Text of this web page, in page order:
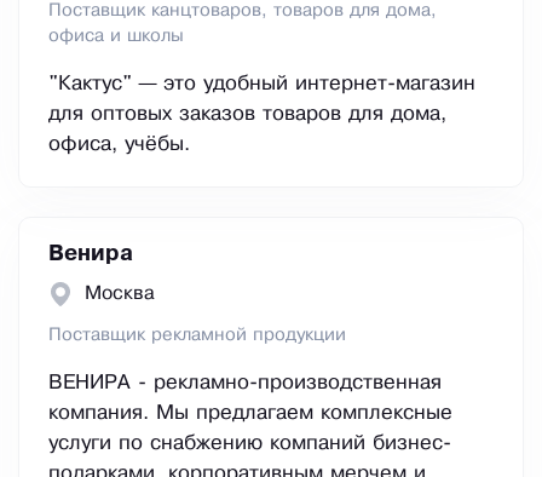
Поставщик канцтоваров, товаров для дома,
офиса и школы
"Кактус" — это удобный интернет-магазин
для оптовых заказов товаров для дома,
офиса, учёбы.
Венира
Москва
Поставщик рекламной продукции
ВЕНИРА - рекламно-производственная
компания. Мы предлагаем комплексные
услуги по снабжению компаний бизнес-